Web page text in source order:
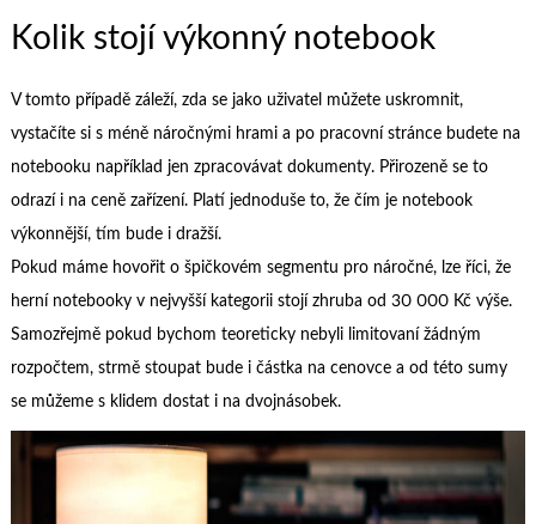
Kolik stojí výkonný notebook
V tomto případě záleží, zda se jako uživatel můžete uskromnit,
vystačíte si s méně náročnými hrami a po pracovní stránce budete na
notebooku například jen zpracovávat dokumenty. Přirozeně se to
odrazí i na ceně zařízení. Platí jednoduše to, že čím je notebook
výkonnější, tím bude i dražší.
Pokud máme hovořit o špičkovém segmentu pro náročné, lze říci, že
herní notebookyv nejvyšší kategorii stojí zhruba od 30 000 Kč výše.
Samozřejmě pokud bychom teoreticky nebyli limitovaní žádným
rozpočtem, strmě stoupat bude i částka na cenovce a od této sumy
se můžeme s klidem dostat i na dvojnásobek.